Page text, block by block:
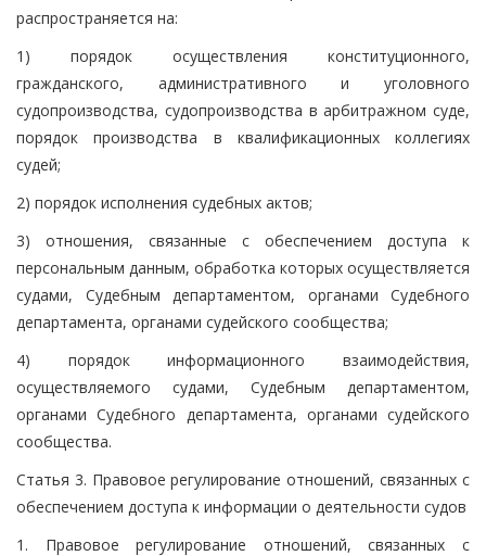
распространяется на:
1) порядок осуществления конституционного,
гражданского, административного и уголовного
судопроизводства, судопроизводства в арбитражном суде,
порядок производства в квалификационных коллегиях
судей;
2) порядок исполнения судебных актов;
3) отношения, связанные с обеспечением доступа к
персональным данным, обработка которых осуществляется
судами, Судебным департаментом, органами Судебного
департамента, органами судейского сообщества;
4) порядок информационного взаимодействия,
осуществляемого судами, Судебным департаментом,
органами Судебного департамента, органами судейского
сообщества.
Статья 3. Правовое регулирование отношений, связанных с
обеспечением доступа к информации о деятельности судов
1. Правовое регулирование отношений, связанных с